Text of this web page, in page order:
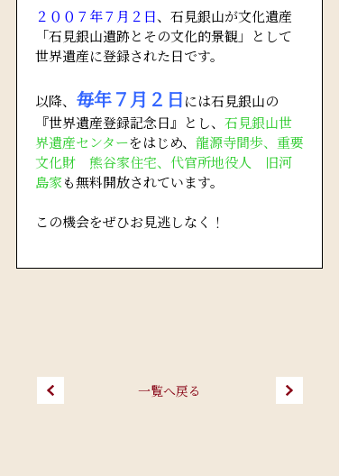
２００７年７月２日、石見銀山が文化遺産
「石見銀山遺跡とその文化的景観」として
世界遺産に登録された日です。
以降、 毎年７月２日には石見銀山の
『世界遺産登録記念日』とし、 石見銀山世
界遺産センターをはじめ、 龍源寺間歩、重要
文化財 熊谷家住宅、代官所地役人 旧河
島家も無料開放されています。
この機会をぜひお見逃しなく！
一覧へ戻る